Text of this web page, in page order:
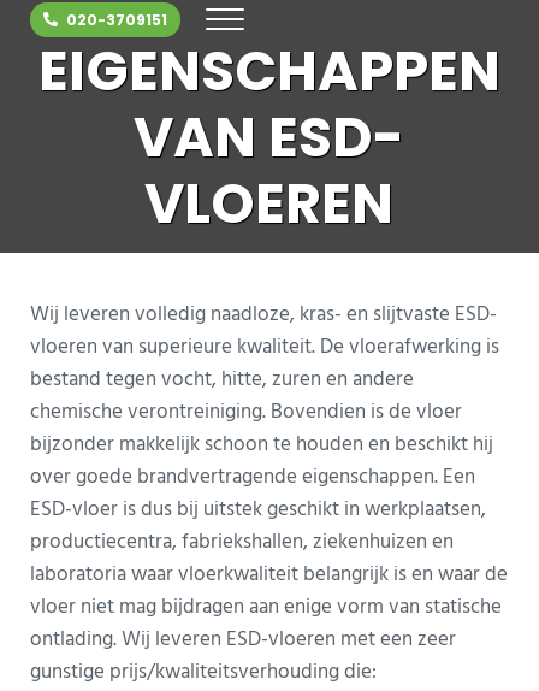
Door naar de hoofd inhoud
Skip to header right navigation
Skip to site footer
ESD vloer
Uw specialist in ESD vloeren
020-3709151 MENU
EIGEN­SCHAPPEN
VAN ESD-
VLOEREN
Wij leveren volledig naadloze, kras- en slijtvaste ESD-
vloeren van superieure kwaliteit. De vloerafwerking is
bestand tegen vocht, hitte, zuren en andere
chemische verontreiniging. Bovendien is de vloer
bijzonder makkelijk schoon te houden en beschikt hij
over goede brandvertragende eigenschappen. Een
ESD-vloer is dus bij uitstek geschikt in werkplaatsen,
productiecentra, fabriekshallen, ziekenhuizen en
laboratoria waar vloerkwaliteit belangrijk is en waar de
vloer niet mag bijdragen aan enige vorm van statische
ontlading. Wij leveren ESD-vloeren met een zeer
gunstige prijs/kwaliteitsverhouding die: